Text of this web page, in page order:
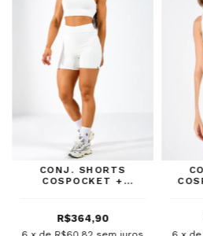
CONJ. SHORTS
COSPOCKET +
R$364,90